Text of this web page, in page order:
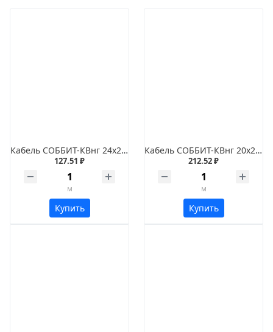
Кабель СОББИТ-КВнг 24х2х0,5
127.51 ₽
м
Купить
Кабель СОББИТ-КВнг 20х2х1
212.52 ₽
м
Купить